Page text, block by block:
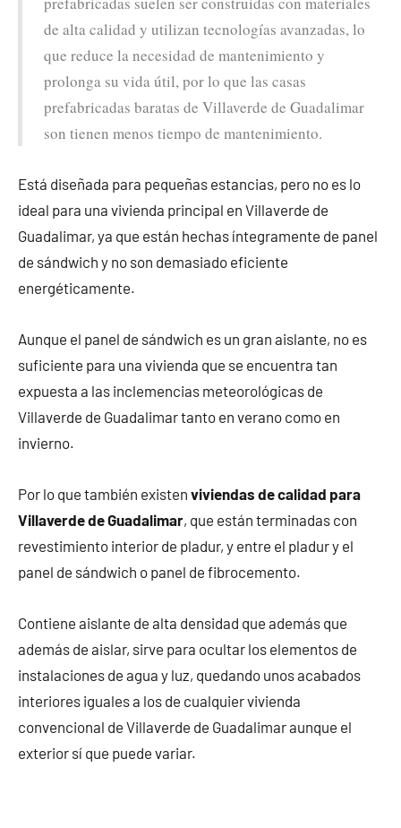
de alta calidad y utilizan tecnologías avanzadas, lo
que reduce la necesidad de mantenimiento y
prolonga su vida útil, por lo que las casas
prefabricadas baratas de Villaverde de Guadalimar
son tienen menos tiempo de mantenimiento.
Está diseñada para pequeñas estancias, pero no es lo
ideal para una vivienda principal en Villaverde de
Guadalimar, ya que están hechas íntegramente de panel
de sándwich y no son demasiado eficiente
energéticamente.
Aunque el panel de sándwich es un gran aislante, no es
suficiente para una vivienda que se encuentra tan
expuesta a las inclemencias meteorológicas de
Villaverde de Guadalimar tanto en verano como en
invierno.
Por lo que también existen viviendas de calidad para
Villaverde de Guadalimar, que están terminadas con
revestimiento interior de pladur, y entre el pladur y el
panel de sándwich o panel de fibrocemento.
Contiene aislante de alta densidad que además que
además de aislar, sirve para ocultar los elementos de
instalaciones de agua y luz, quedando unos acabados
interiores iguales a los de cualquier vivienda
convencional de Villaverde de Guadalimar aunque el
exterior sí que puede variar.